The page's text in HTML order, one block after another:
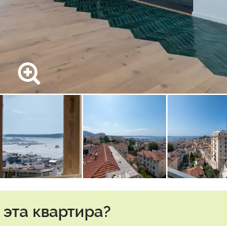
квартира?